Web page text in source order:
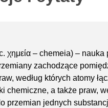
χημεία – chemeia) –
zachodzące
według których atomy
chemiczne, a także praw,
przemian jednych